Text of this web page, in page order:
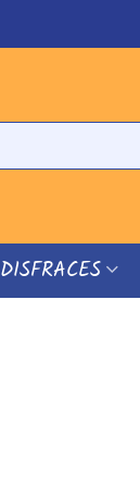
DISFRACES